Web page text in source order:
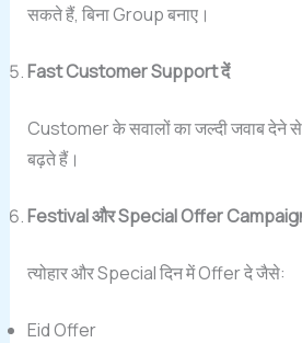
सकते हैं, बिना Group बनाए।
Fast Customer Support दें
Customer के सवालों का जल्दी जवाब देने
बढ़ते हैं।
Festival और Special Offer
त्योहार और Special दिन में Offer दे जैसे:
Eid Offer